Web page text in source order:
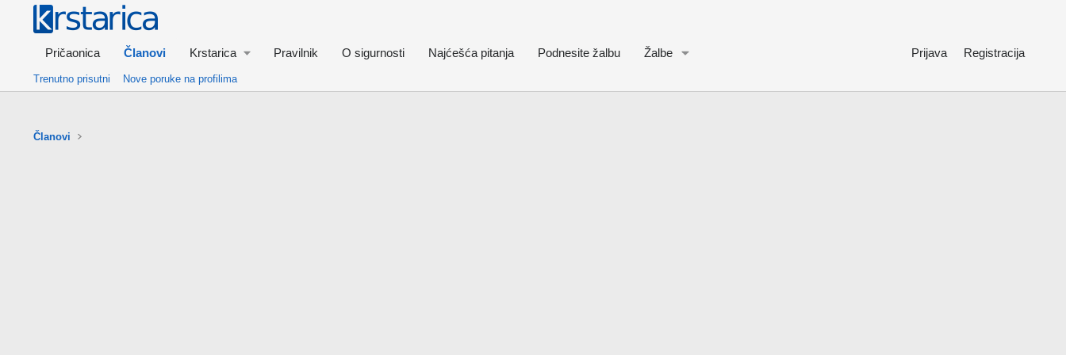
Pričaonica Članovi Krstarica Pravilnik O sigurnosti Najćešća pitanja Podnesite žalbu Žalbe Prijava Registracija
Trenutno prisutni Nove poruke na profilima
Članovi